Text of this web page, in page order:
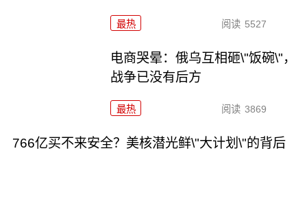
最热 阅读 5527
电商哭晕：俄乌互相砸\"饭碗\"，
战争已没有后方
最热 阅读 3869
766亿买不来安全？美核潜光鲜\"大计划\"的背后